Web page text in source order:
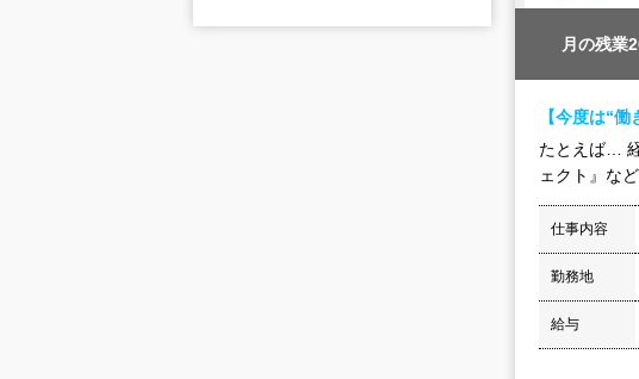
月の残業
【今度は“
たとえば…
ェクト』な
仕事内容
勤務地
給与